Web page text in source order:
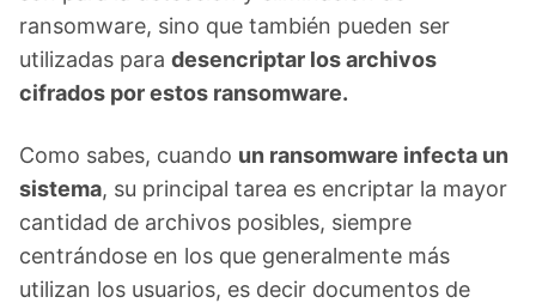
ransomware, sino que también pueden ser
utilizadas para desencriptar los archivos
cifrados por estos ransomware.
Como sabes, cuando un ransomware infecta un
sistema, su principal tarea es encriptar la mayor
cantidad de archivos posibles, siempre
centrándose en los que generalmente más
utilizan los usuarios, es decir documentos de